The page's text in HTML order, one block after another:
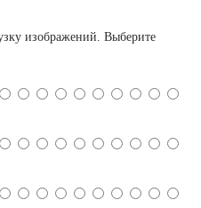
изображений. Выберите